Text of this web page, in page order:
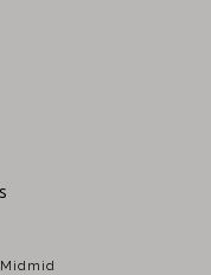
Midmid